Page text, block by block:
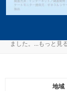
横須賀の横須賀中
ました。 ...もっと見
地域